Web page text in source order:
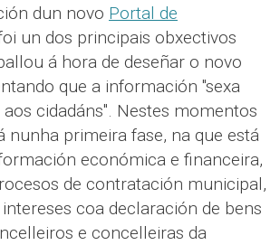
dun novo Portal de
un dos principais obxectivos
á hora de deseñar o novo
que a información "sexa
cidadáns". Nestes momentos
nunha primeira fase, na que está
económica e financeira,
de contratación municipal,
coa declaración de bens
e concelleiras da